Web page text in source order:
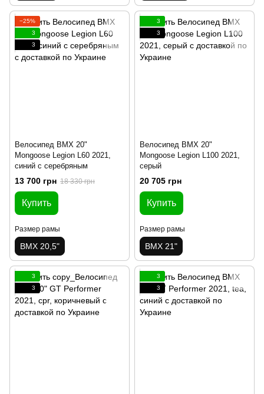
−25%
3
3
Велосипед BMX 20"
Mongoose Legion L60 2021,
синий с серебряным
13 700 грн 18 330 грн
Купить
Размер рамы
BMX 20,5"
3
3
Велосипед BMX 20"
Mongoose Legion L100 2021,
серый
20 705 грн
Купить
Размер рамы
BMX 21"
3
3
3
3